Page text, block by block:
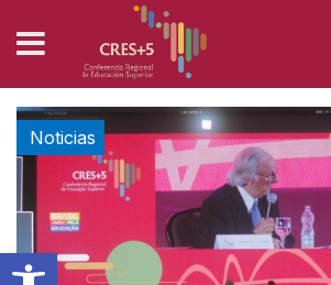
Abrir barra de herramientas
TAG: EDUCACIÓN SUPERIOR
Home Posts Tagged "Educación Superior"
Noticias